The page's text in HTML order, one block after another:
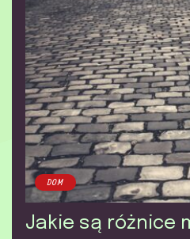
DOM
Jakie są różnice